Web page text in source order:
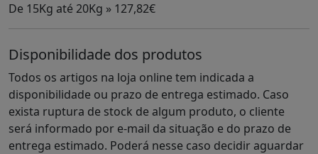
De 15Kg até 20Kg » 127,82€
Disponibilidade dos produtos
Todos os artigos na loja online tem indicada a
disponibilidade ou prazo de entrega estimado. Caso
exista ruptura de stock de algum produto, o cliente
será informado por e-mail da situação e do prazo de
entrega estimado. Poderá nesse caso decidir aguardar